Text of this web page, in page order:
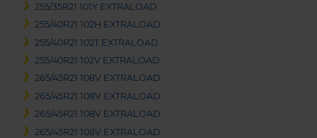
255/35R21 101Y EXTRALOAD
255/40R21 102H EXTRALOAD
255/40R21 102T EXTRALOAD
255/40R21 102V EXTRALOAD
265/45R21 108V EXTRALOAD
265/45R21 108V EXTRALOAD
265/45R21 108V EXTRALOAD
265/45R21 108V EXTRALOAD